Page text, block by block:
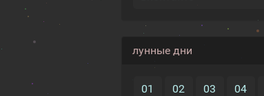
лунные дни
01 02 03 04